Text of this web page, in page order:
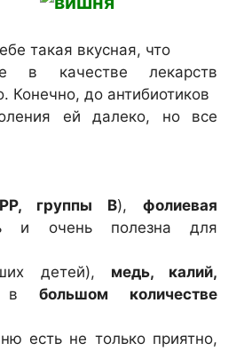
такая вкусная, что
в качестве лекарств
Конечно, до антибиотиков
ей далеко, но все
группы В), фолиевая
и очень полезна для
детей), медь, калий,
вбольшом количестве
есть не только приятно,